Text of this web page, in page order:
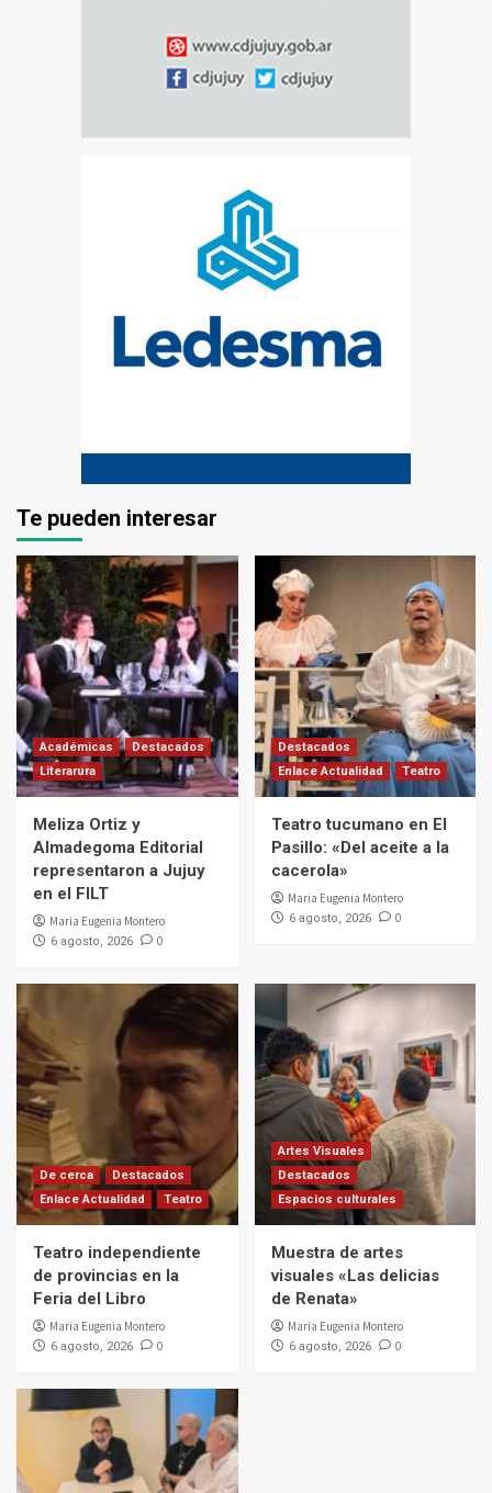
Te pueden interesar
Académicas
Destacados
Literarura
Meliza Ortiz y
Almadegoma Editorial
representaron a Jujuy
en el FILT
Maria Eugenia Montero
6 agosto, 2026 0
Destacados
Enlace Actualidad
Teatro
Teatro tucumano en El
Pasillo: «Del aceite a la
cacerola»
Maria Eugenia Montero
6 agosto, 2026 0
De cerca
Destacados
Enlace Actualidad
Teatro
Teatro independiente
de provincias en la
Feria del Libro
Maria Eugenia Montero
6 agosto, 2026 0
Artes Visuales
Destacados
Espacios culturales
Muestra de artes
visuales «Las delicias
de Renata»
Maria Eugenia Montero
6 agosto, 2026 0